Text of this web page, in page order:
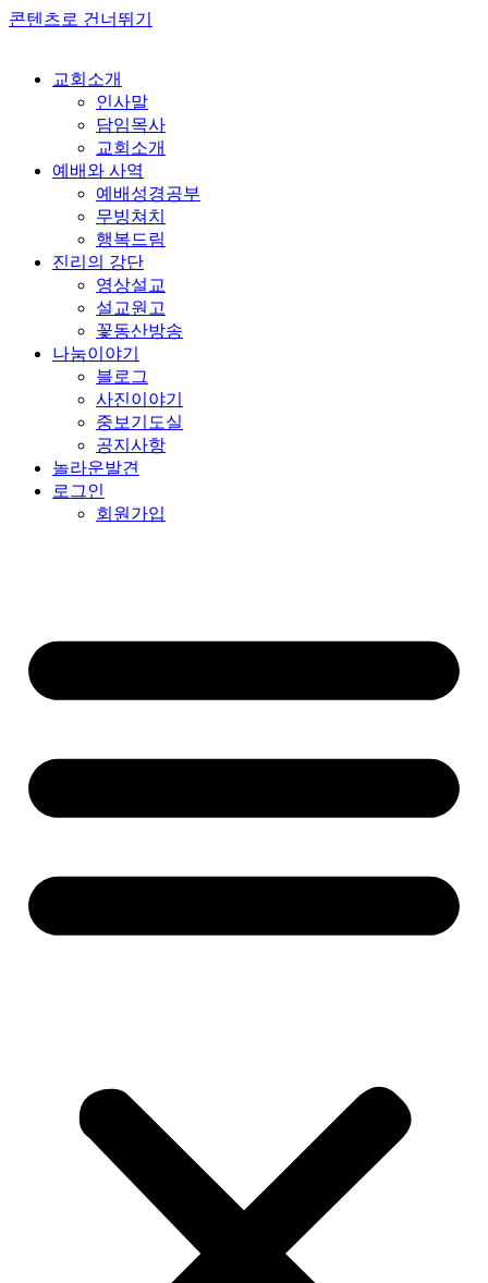
콘텐츠로 건너뛰기
교회소개
인사말
담임목사
교회소개
예배와 사역
예배성경공부
무빙쳐치
행복드림
진리의 강단
영상설교
설교원고
꽃동산방송
나눔이야기
블로그
사진이야기
중보기도실
공지사항
놀라운발견
로그인
회원가입